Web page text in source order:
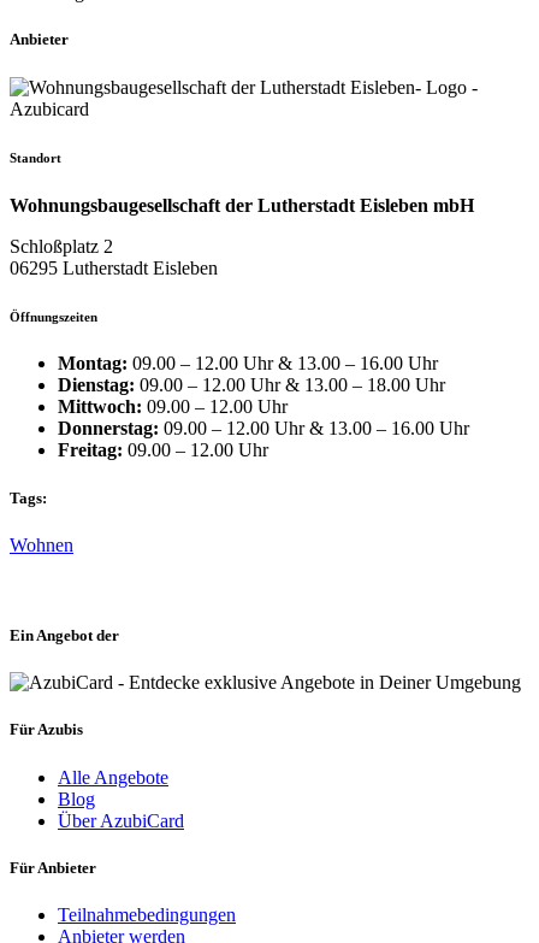
Anbieter
Standort
Wohnungsbaugesellschaft der Lutherstadt Eisleben mbH
Schloßplatz 2
06295 Lutherstadt Eisleben
Öffnungszeiten
Montag: 09.00 – 12.00 Uhr & 13.00 – 16.00 Uhr
Dienstag: 09.00 – 12.00 Uhr & 13.00 – 18.00 Uhr
Mittwoch: 09.00 – 12.00 Uhr
Donnerstag: 09.00 – 12.00 Uhr & 13.00 – 16.00 Uhr
Freitag: 09.00 – 12.00 Uhr
Tags:
Wohnen
Ein Angebot der
Für Azubis
Alle Angebote
Blog
Über AzubiCard
Für Anbieter
Teilnahmebedingungen
Anbieter werden